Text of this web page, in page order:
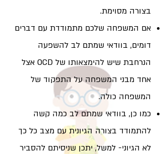
בצורה מסוימת.
אם המשפחה שלכם מתמודדת עם דברים
דומים, בוודאי שמתם לב להשפעה
הנרחבת שיש להימצאותו של OCD אצל
אחד מבני המשפחה על התפקוד של
המשפחה כולה.
כמו כן, בוודאי שמתם לב כמה קשה
להתמודד בצורה הגיונית עם מצב כל כך
לא הגיוני- למשל, יתכן שניסיתם להסביר